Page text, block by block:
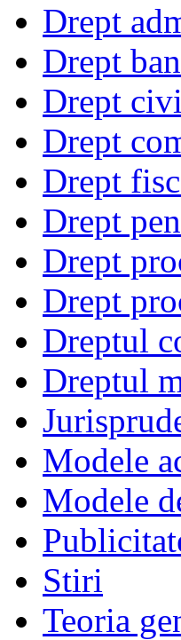
Drept
Drept
Drept
Drept
Drept
Drept
Drept
Drept
Dreptul
Dreptul
Modele
Modele
Stiri
Teoria